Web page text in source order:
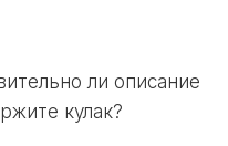
ли описание
кулак?